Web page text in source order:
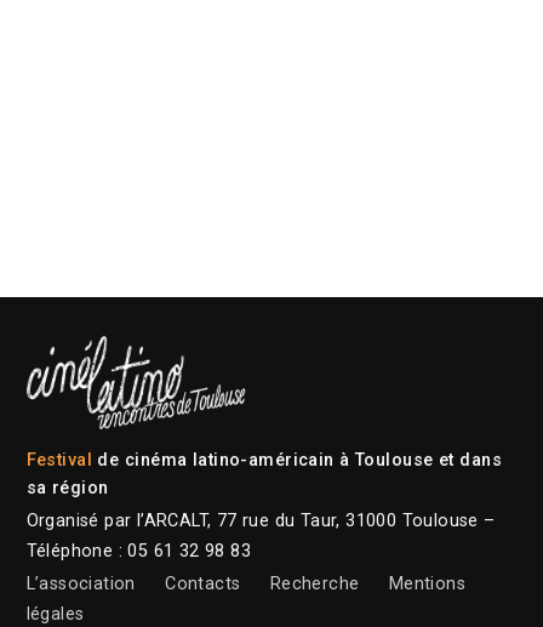
Festival de cinéma latino-américain à Toulouse et dans
sa région
Organisé par l’ARCALT, 77 rue du Taur, 31000 Toulouse –
Téléphone : 05 61 32 98 83
L’association
Contacts Recherche
Mentions
légales